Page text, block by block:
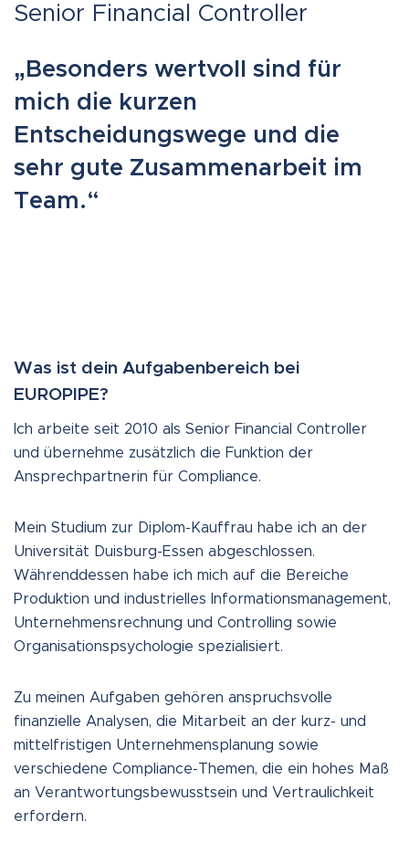
Senior Financial Controller
„Besonders wertvoll sind für
mich die kurzen
Entscheidungswege und die
sehr gute Zusammenarbeit im
Team.“
Was ist dein Aufgabenbereich bei
EUROPIPE?
Ich arbeite seit 2010 als Senior Financial Controller
und übernehme zusätzlich die Funktion der
Ansprechpartnerin für Compliance.
Mein Studium zur Diplom-Kauffrau habe ich an der
Universität Duisburg-Essen abgeschlossen.
Währenddessen habe ich mich auf die Bereiche
Produktion und industrielles Informationsmanagement,
Unternehmensrechnung und Controlling sowie
Organisationspsychologie spezialisiert.
Zu meinen Aufgaben gehören anspruchsvolle
finanzielle Analysen, die Mitarbeit an der kurz- und
mittelfristigen Unternehmensplanung sowie
verschiedene Compliance-Themen, die ein hohes Maß
an Verantwortungsbewusstsein und Vertraulichkeit
erfordern.